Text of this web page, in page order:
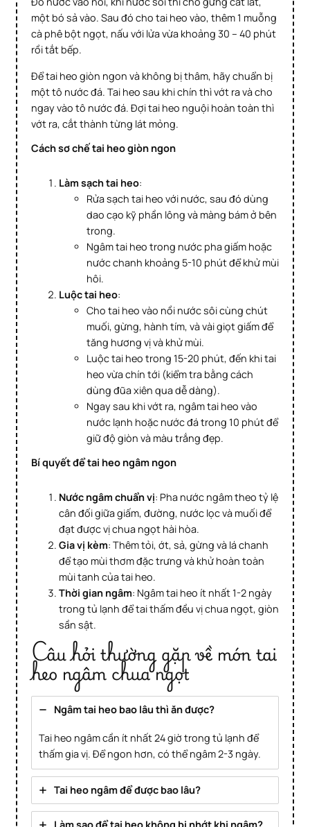
một bó sả vào. Sau đó cho tai heo vào, thêm 1 muỗng
cà phê bột ngọt, nấu với lửa vừa khoảng 30 – 40 phút
rồi tắt bếp.
Để tai heo giòn ngon và không bị thâm, hãy chuẩn bị
một tô nước đá. Tai heo sau khi chín thì vớt ra và cho
ngay vào tô nước đá. Đợi tai heo nguội hoàn toàn thì
vớt ra, cắt thành từng lát mỏng.
Cách sơ chế tai heo giòn ngon
Làm sạch tai heo:
Rửa sạch tai heo với nước, sau đó dùng
dao cạo kỹ phần lông và màng bám ở bên
trong.
Ngâm tai heo trong nước pha giấm hoặc
nước chanh khoảng 5-10 phút để khử mùi
hôi.
Luộc tai heo:
Cho tai heo vào nồi nước sôi cùng chút
muối, gừng, hành tím, và vài giọt giấm để
tăng hương vị và khử mùi.
Luộc tai heo trong 15-20 phút, đến khi tai
heo vừa chín tới (kiểm tra bằng cách
dùng đũa xiên qua dễ dàng).
Ngay sau khi vớt ra, ngâm tai heo vào
nước lạnh hoặc nước đá trong 10 phút để
giữ độ giòn và màu trắng đẹp.
Bí quyết để tai heo ngâm ngon
Nước ngâm chuẩn vị: Pha nước ngâm theo tỷ lệ
cân đối giữa giấm, đường, nước lọc và muối để
đạt được vị chua ngọt hài hòa.
Gia vị kèm: Thêm tỏi, ớt, sả, gừng và lá chanh
để tạo mùi thơm đặc trưng và khử hoàn toàn
mùi tanh của tai heo.
Thời gian ngâm: Ngâm tai heo ít nhất 1-2 ngày
trong tủ lạnh để tai thấm đều vị chua ngọt, giòn
sần sật.
Câu hỏi thường gặp về món tai
heo ngâm chua ngọt
Ngâm tai heo bao lâu thì ăn được?
Tai heo ngâm cần ít nhất 24 giờ trong tủ lạnh để
thấm gia vị. Để ngon hơn, có thể ngâm 2-3 ngày.
Tai heo ngâm để được bao lâu?
Làm sao để tai heo không bị nhớt khi ngâm?